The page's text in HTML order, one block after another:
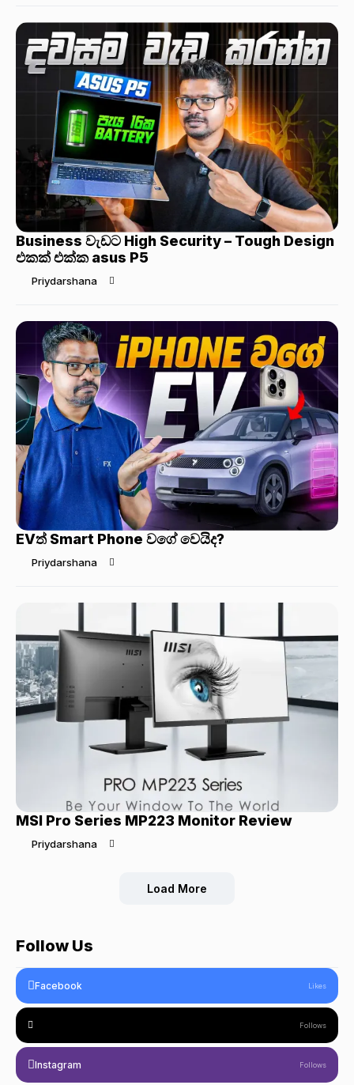
Business වැඩට High Security – Tough Design
එකක් එක්ක asus P5
Priydarshana
EVත් Smart Phone වගේ වෙයිද?
Priydarshana
MSI Pro Series MP223 Monitor Review
Priydarshana
Load More
Follow Us
Facebook Likes
Follows
Instagram Follows